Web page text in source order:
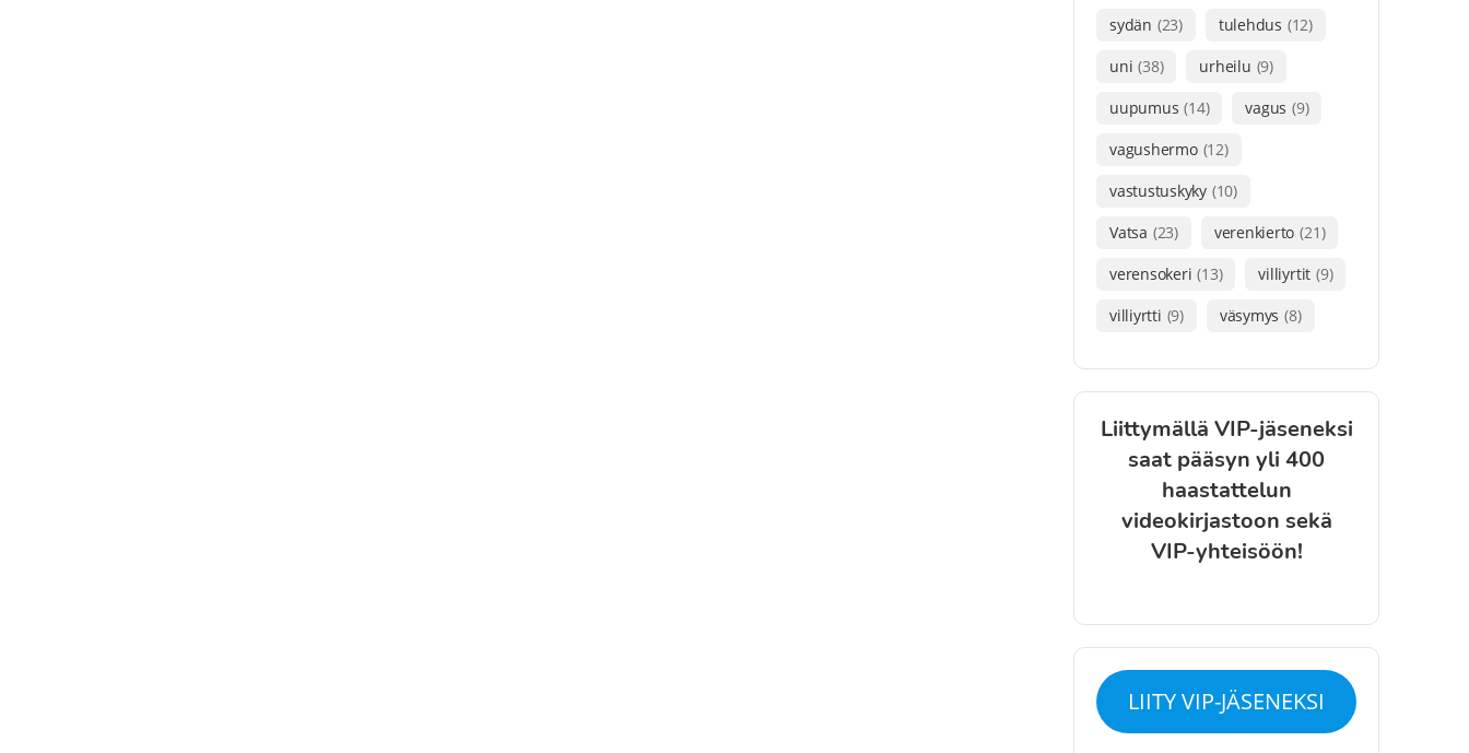
sydän (23) tulehdus (12)
uni (38) urheilu (9)
uupumus (14) vagus (9)
vagushermo (12)
vastustuskyky (10)
Vatsa (23) verenkierto (21)
verensokeri (13) villiyrtit (9)
villiyrtti (9) väsymys (8)
Liittymällä VIP-jäseneksi
saat pääsyn yli 400
haastattelun
videokirjastoon sekä
VIP-yhteisöön!
LIITY VIP-JÄSENEKSI